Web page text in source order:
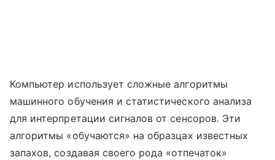
Компьютер использует сложные алгоритмы
машинного обучения и статистического анализа
для интерпретации сигналов от сенсоров. Эти
алгоритмы «обучаются» на образцах известных
запахов, создавая своего рода «отпечаток»